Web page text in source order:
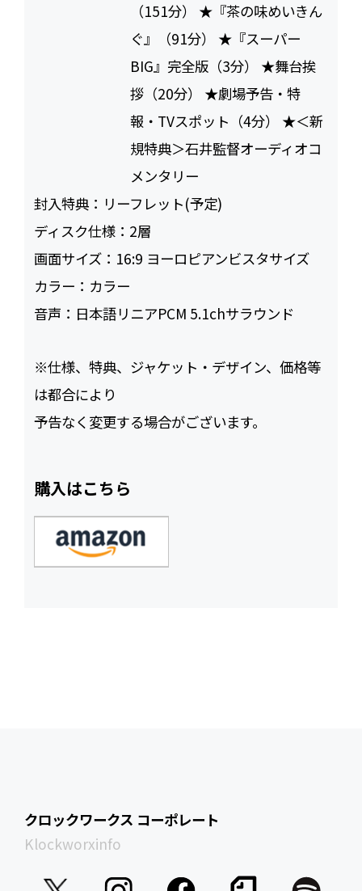
（151分） ★『茶の味めいきん
ぐ』（91分） ★『スーパー
BIG』完全版（3分） ★舞台挨
拶（20分） ★劇場予告・特
報・TVスポット（4分） ★＜新
規特典＞石井監督オーディオコ
メンタリー
封入特典： リーフレット(予定)
ディスク仕様： 2層
画面サイズ： 16:9 ヨーロピアンビスタサイズ
カラー： カラー
音声： 日本語リニアPCM 5.1chサラウンド
※仕様、特典、ジャケット・デザイン、価格等
は都合により
予告なく変更する場合がございます。
購入はこちら
クロックワークス コーポレート
Klockworxinfo